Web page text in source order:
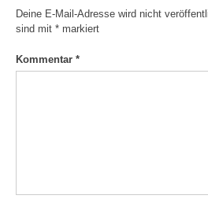
Deine E-Mail-Adresse wird nicht
sind mit *markiert
Kommentar *